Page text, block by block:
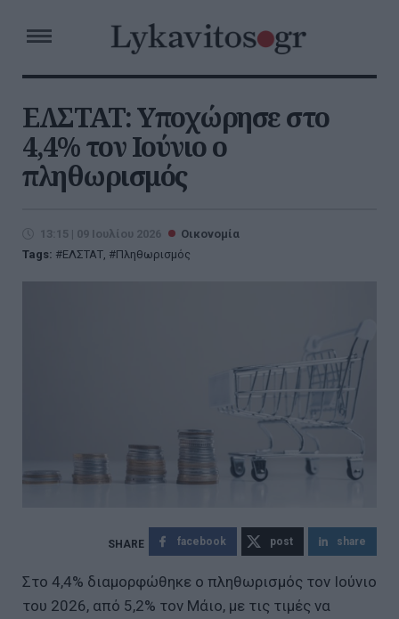
ΕΛΣΤΑΤ: Υποχώρησε στο
4,4% τον Ιούνιο ο
πληθωρισμός
13:15 | 09 Ιουλίου 2026
Οικονομία
Tags:
ΕΛΣΤΑΤ, Πληθωρισμός
facebook post share
Στο 4,4% διαμορφώθηκε ο πληθωρισμός τον Ιούνιο
του 2026, από 5,2% τον Μάιο, με τις τιμές να